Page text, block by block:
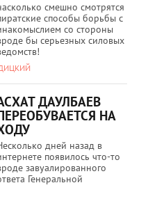
смешно смотрятся
способы борьбы с
со стороны
бы серьезных силовых
ДАУЛБАЕВ
НА
дней назад в
появилось что-то
завуалированного
Генеральной